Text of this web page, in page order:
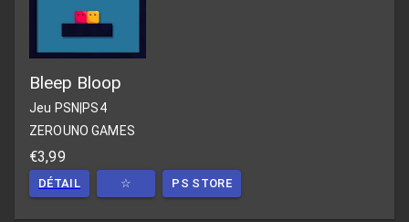
Bleep Bloop
Jeu PSN PS4
ZEROUNO GAMES
€3,99
DÉTAIL ☆ PS STORE